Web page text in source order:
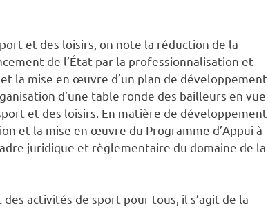
et des loisirs, on note la réduction de la
de l’État par la professionnalisation et
la mise en œuvre d’un plan de développement
d’une table ronde des bailleurs en vue
et des loisirs. En matière de développement
et la mise en œuvre du Programme d’Appui à
juridique et règlementaire du domaine de la
activités de sport pour tous, il s’agit de la